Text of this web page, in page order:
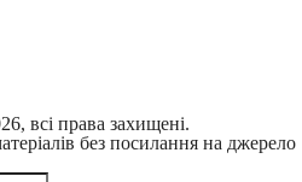
всі права захищені.
без посилання на джерело